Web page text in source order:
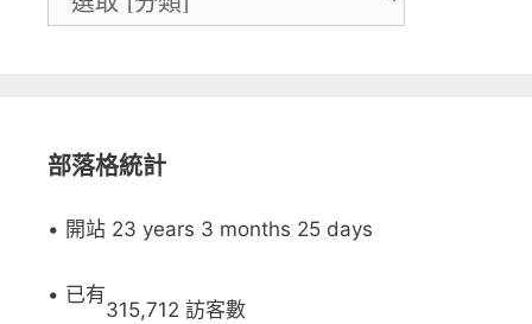
部落格統計
• 開站 23 years 3 months 25 days
• 已有
315,712 訪客數